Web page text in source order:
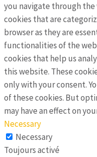
you navigate through
cookies that are
browser as they are
functionalities of the
cookies that help us
this website. These
only with your consent.
of these cookies. But
may have an effect on
Necessary
Necessary
Toujours activé